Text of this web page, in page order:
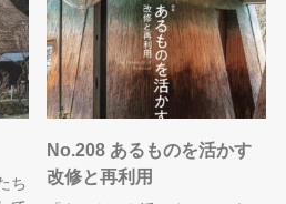
Us
ち
No.208 あるものを活かす
改修と再利用